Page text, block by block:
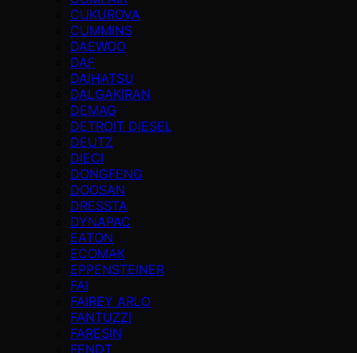
CUKUROVA
CUMMINS
DAEWOO
DAF
DAIHATSU
DALGAKIRAN
DEMAG
DETROIT DIESEL
DEUTZ
DIECI
DONGFENG
DOOSAN
DRESSTA
DYNAPAC
EATON
ECOMAK
EPPENSTEINER
FAI
FAIREY ARLO
FANTUZZI
FARESIN
FENDT